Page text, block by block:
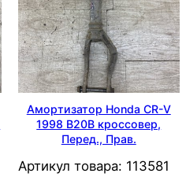
Амортизатор Honda CR-V
1998 B20B кроссовер,
Перед., Прав.
Артикул товара: 113581